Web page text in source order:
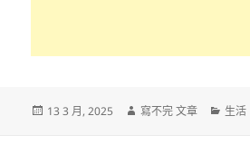
發
13 3 月, 2025
作
寫不完 文章
分
生活